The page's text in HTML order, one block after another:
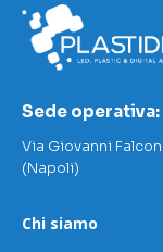
Sede operativa:
Via Giovanni
(Napoli)
Chi siamo